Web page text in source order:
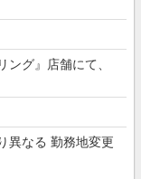
ング』店舗にて、
異なる 勤務地変更